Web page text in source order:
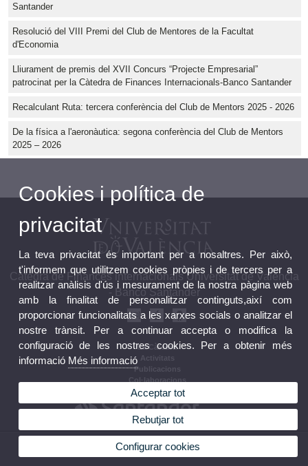
Santander
Resolució del VIII Premi del Club de Mentores de la Facultat
d'Economia
Lliurament de premis del XVII Concurs “Projecte Empresarial”
patrocinat per la Càtedra de Finances Internacionals-Banco Santander
Recalculant Ruta: tercera conferència del Club de Mentors 2025 - 2026
De la física a l'aeronàutica: segona conferència del Club de Mentors
2025 – 2026
Càtedra de Finances internacionals Universitat de València
- Banco Santander
La Càtedra
Activitats
Publicacions
Col·laboracions
© 2026 UV. - Universitat de València. Fundació Universitat-Empresa de la Universitat de
València, ADEIT. Plaza Virgen de la Paz, 3. 46001 València
Cookies i política de
privacitat
La teva privacitat és important per a nosaltres. Per això,
t'informem que utilitzem cookies pròpies i de tercers per a
realitzar anàlisis d'ús i mesurament de la nostra pàgina web
amb la finalitat de personalitzar continguts,així com
proporcionar funcionalitats a les xarxes socials o analitzar el
nostre trànsit. Per a continuar accepta o modifica la
configuració de les nostres cookies. Per a obtenir més
informació Més informació
Acceptar tot
Rebutjar tot
Configurar cookies